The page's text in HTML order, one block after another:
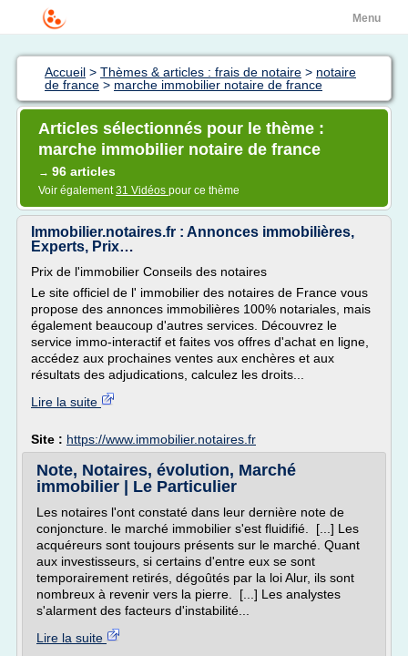
Menu
Accueil > Thèmes & articles : frais de notaire > notaire
de france > marche immobilier notaire de france
Articles sélectionnés pour le thème :
marche immobilier notaire de france
→ 96 articles
Voir également31 Vidéos pour ce thème
Immobilier.notaires.fr : Annonces immobilières,
Experts, Prix…
Prix de l'immobilier Conseils des notaires
Le site officiel de l' immobilier des notaires de France vous
propose des annonces immobilières 100% notariales, mais
également beaucoup d'autres services. Découvrez le
service immo-interactif et faites vos offres d'achat en ligne,
accédez aux prochaines ventes aux enchères et aux
résultats des adjudications, calculez les droits...
Lire la suite
Site : https://www.immobilier.notaires.fr
Note, Notaires, évolution, Marché
immobilier | Le Particulier
Les notaires l'ont constaté dans leur dernière note de
conjoncture. le marché immobilier s'est fluidifié. [...] Les
acquéreurs sont toujours présents sur le marché. Quant
aux investisseurs, si certains d'entre eux se sont
temporairement retirés, dégoûtés par la loi Alur, ils sont
nombreux à revenir vers la pierre. [...] Les analystes
s'alarment des facteurs d'instabilité...
Lire la suite